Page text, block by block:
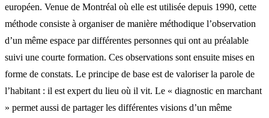
européen. Venue de Montréal où elle est utilisée depuis 1990, cette
méthode consiste à organiser de manière méthodique l’observation
d’un même espace par différentes personnes qui ont au préalable
suivi une courte formation. Ces observations sont ensuite mises en
forme de constats. Le principe de base est de valoriser la parole de
l’habitant : il est expert du lieu où il vit. Le « diagnostic en marchant
» permet aussi de partager les différentes visions d’un même